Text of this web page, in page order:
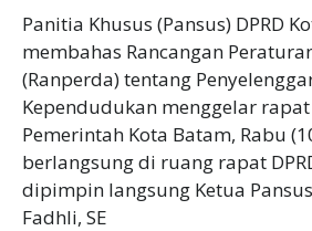
‎Panitia Khusus (Pansus) DPRD
membahas Rancangan
(Ranperda) tentang
Kependudukan menggelar
Pemerintah Kota Batam, Rabu
berlangsung di ruang rapat
dipimpin langsung Ketua
Fadhli, SE